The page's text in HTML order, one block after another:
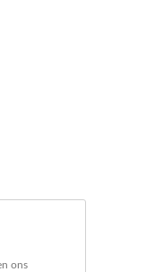
ons